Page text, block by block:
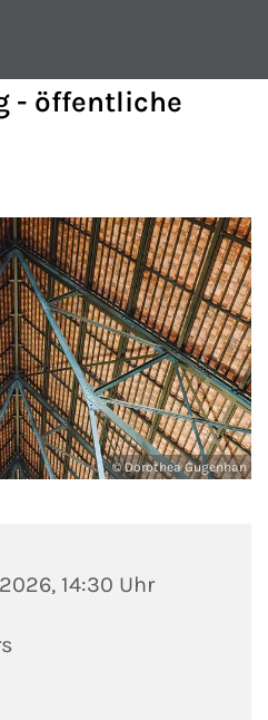
- öffentliche
© Dorothea Gugenhan
14:30 Uhr